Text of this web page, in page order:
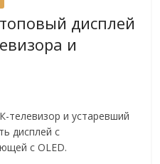
дисплей
и
и устаревший
дисплей с
с OLED.